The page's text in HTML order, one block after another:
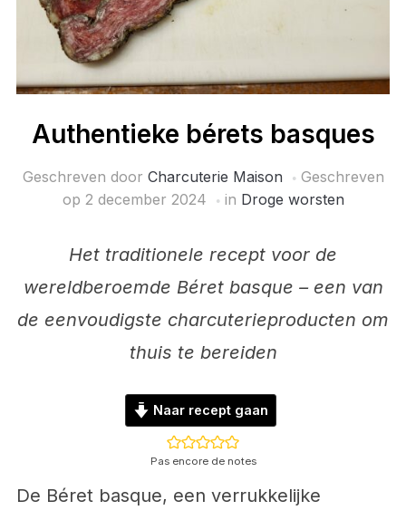
Authentieke bérets basques
Geschreven door Charcuterie Maison
Geschreven
op 2 december 2024 in Droge worsten
Het traditionele recept voor de
wereldberoemde Béret basque – een van
de eenvoudigste charcuterieproducten om
thuis te bereiden
Naar recept gaan
Pas encore de notes
De Béret basque, een verrukkelijke